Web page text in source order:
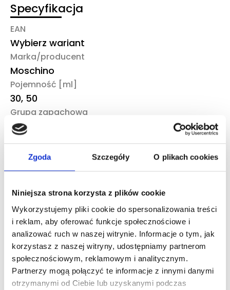
Zgoda Szczegóły O plikach cookies
Niniejsza strona korzysta z plików cookie
Wykorzystujemy pliki cookie do spersonalizowania treści
i reklam, aby oferować funkcje społecznościowe i
analizować ruch w naszej witrynie. Informacje o tym, jak
korzystasz z naszej witryny, udostępniamy partnerom
społecznościowym, reklamowym i analitycznym.
Partnerzy mogą połączyć te informacje z innymi danymi
otrzymanymi od Ciebie lub uzyskanymi podczas
Specyfikacja
EAN
Wybierz wariant
Marka/producent
Moschino
Pojemność [ml]
30, 50
Grupa zapachowa
drzewne, kwiatowe
Dostępność i logistyka
Kurier DHL, Paczkomat InPost, odiór osobisty
Czas realizacji
3-6 dni robocze
To również może Ciebie
zainteresować